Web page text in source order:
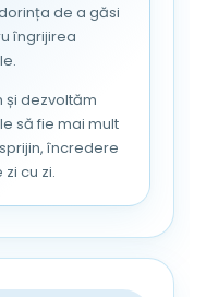
de a găsi
îngrijirea
și dezvoltăm
să fie mai mult
încredere
cu zi.